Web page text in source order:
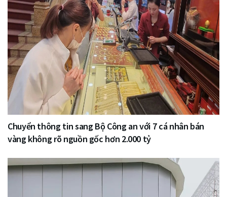
Chuyển thông tin sang Bộ Công an với 7 cá nhân bán
vàng không rõ nguồn gốc hơn 2.000 tỷ